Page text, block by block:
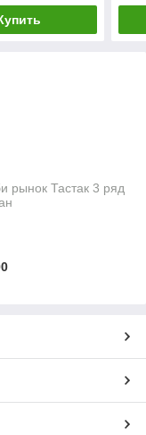
рынок Тастак 3 ряд